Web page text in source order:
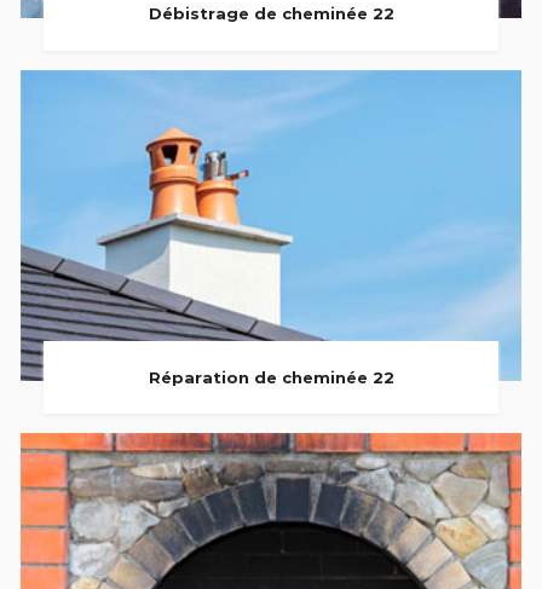
Débistrage de cheminée 22
Réparation de cheminée 22